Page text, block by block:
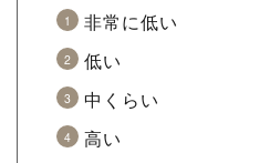
非常に低い
低い
中くらい
高い